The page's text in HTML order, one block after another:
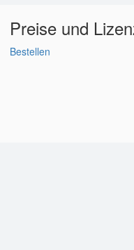
Preise und
Bestellen